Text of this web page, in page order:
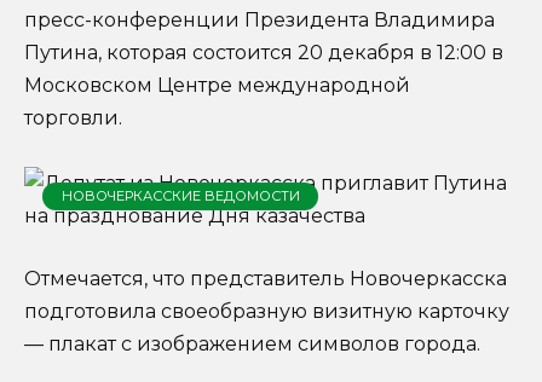
пресс-конференции Президента Владимира
Путина, которая состоится 20 декабря в 12:00 в
Московском Центре международной
торговли.
НОВОЧЕРКАССКИЕ ВЕДОМОСТИ
Отмечается, что представитель Новочеркасска
подготовила своеобразную визитную карточку
— плакат с изображением символов города.